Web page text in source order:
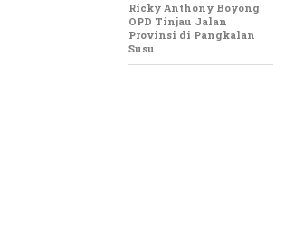
Ricky Anthony Boyong
OPD Tinjau Jalan
Provinsi di Pangkalan
Susu